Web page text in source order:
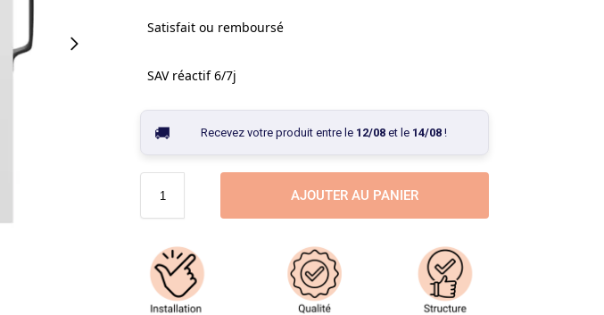
Satisfait ou remboursé
SAV réactif 6/7j
Recevez votre produit entre le 12/08et le 14/08!
AJOUTER AU PANIER